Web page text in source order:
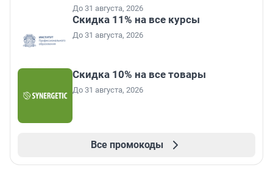
До 31 августа, 2026
Скидка 11% на все курсы
До 31 августа, 2026
Скидка 10% на все товары
До 31 августа, 2026
Все промокоды